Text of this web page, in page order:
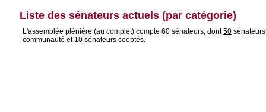
Liste des sénateurs actuels (par catégorie)
L'assemblée plénière (au complet) compte 60 sénateurs, dont50
communauté et 10 sénateurs cooptés.